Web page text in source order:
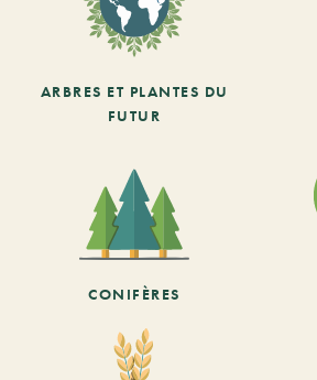
ARBRES ET PLANTES DU
FUTUR
CONIFÈRES